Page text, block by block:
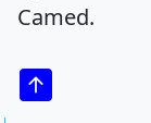
Camed.